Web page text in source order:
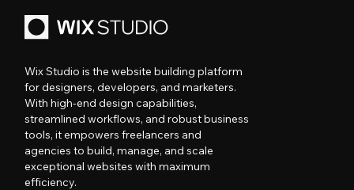
Wix Studio is the website building platform
for designers, developers, and marketers.
With high-end design capabilities,
streamlined workflows, and robust business
tools, it empowers freelancers and
agencies to build, manage, and scale
exceptional websites with maximum
efficiency.